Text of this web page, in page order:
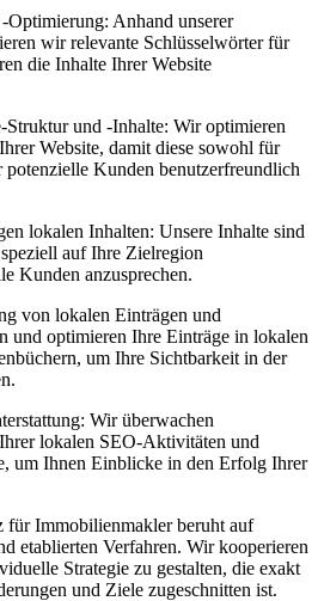
Anhand unserer
wir relevante Schlüsselwörter für
die Inhalte Ihrer Website
Struktur und -Inhalte: Wir optimieren
Website, damit diese sowohl für
potenzielle Kunden benutzerfreundlich
lokalen Inhalten: Unsere Inhalte sind
auf Ihre Zielregion
Kunden anzusprechen.
von lokalen Einträgen und
und optimieren Ihre Einträge in lokalen
um Ihre Sichtbarkeit in der
Wir überwachen
lokalen SEO-Aktivitäten und
um Ihnen Einblicke in den Erfolg Ihrer
für Immobilienmakler beruht auf
etablierten Verfahren. Wir kooperieren
Strategie zu gestalten, die exakt
und Ziele zugeschnitten ist.